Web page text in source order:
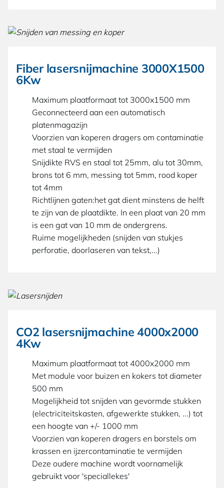
Fiber lasersnijmachine 3000X1500
6Kw
Maximum plaatformaat tot 3000x1500 mm
Geconnecteerd aan een automatisch
platenmagazijn
Voorzien van koperen dragers om contaminatie
met staal te vermijden
Snijdikte RVS en staal tot 25mm, alu tot 30mm,
brons tot 6 mm, messing tot 5mm, rood koper
tot 4mm
Richtlijnen gaten:het gat dient minstens de helft
te zijn van de plaatdikte. In een plaat van 20 mm
is een gat van 10 mm de ondergrens.
Ruime mogelijkheden (snijden van stukjes
perforatie, doorlaseren van tekst,...)
CO2 lasersnijmachine 4000x2000
4Kw
Maximum plaatformaat tot 4000x2000 mm
Met module voor buizen en kokers tot diameter
500 mm
Mogelijkheid tot snijden van gevormde stukken
(electriciteitskasten, afgewerkte stukken, ...) tot
een hoogte van +/- 1000 mm
Voorzien van koperen dragers en borstels om
krassen en ijzercontaminatie te vermijden
Deze oudere machine wordt voornamelijk
gebruikt voor 'speciallekes'